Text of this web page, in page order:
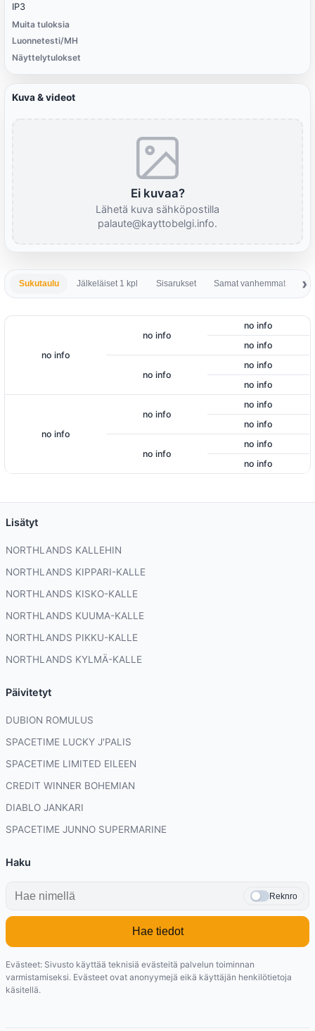
IP3
Muita tuloksia
Luonnetesti/MH
Näyttelytulokset
Kuva & videot
Ei kuvaa?
Lähetä kuva sähköpostilla
palaute@kayttobelgi.info.
Sukutaulu Jälkeläiset 1 kpl Sisarukset Samat vanhemmat
no info
no info
no info
no info
no info
no info
no info
no info
no info
no info
no info
no info
no info
no info
Lisätyt
NORTHLANDS KALLEHIN
NORTHLANDS KIPPARI-KALLE
NORTHLANDS KISKO-KALLE
NORTHLANDS KUUMA-KALLE
NORTHLANDS PIKKU-KALLE
NORTHLANDS KYLMÄ-KALLE
Päivitetyt
DUBION ROMULUS
SPACETIME LUCKY J'PALIS
SPACETIME LIMITED EILEEN
CREDIT WINNER BOHEMIAN
DIABLO JANKARI
SPACETIME JUNNO SUPERMARINE
Haku
Reknro
Hae tiedot
Evästeet: Sivusto käyttää teknisiä evästeitä palvelun toiminnan
varmistamiseksi. Evästeet ovat anonyymejä eikä käyttäjän henkilötietoja
käsitellä.